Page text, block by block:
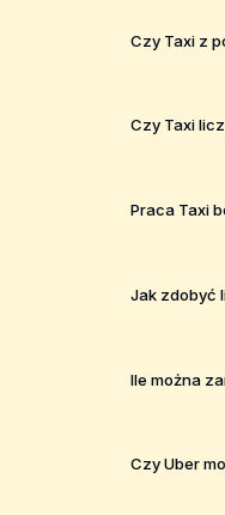
Czy Taxi z
Czy Taxi
Praca Taxi
Jak zdobyć
Ile można
Czy Uber